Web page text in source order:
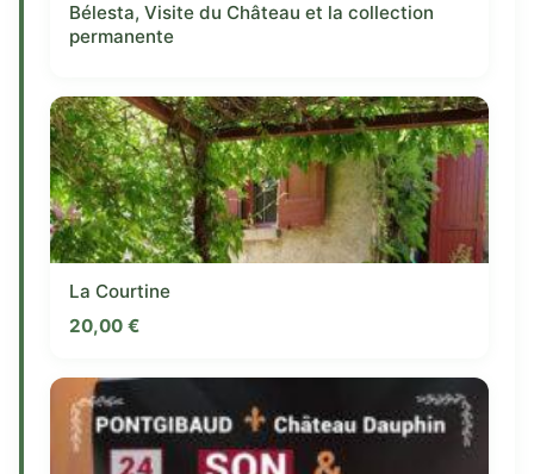
Bélesta, Visite du Château et la collection
permanente
La Courtine
20,00 €